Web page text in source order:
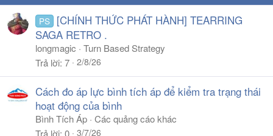
s
:
PS
[CHÍNH THỨC PHÁT HÀNH] TEARRING
SAGA RETRO .
longmagic
Turn Based Strategy
Trả lời 7 2/8/26
Cách đo áp lực bình tích áp để kiểm tra trạng thái
hoạt động của bình
Bình Tích Áp Các quảng cáo khác
Trả lời 0 3/7/26